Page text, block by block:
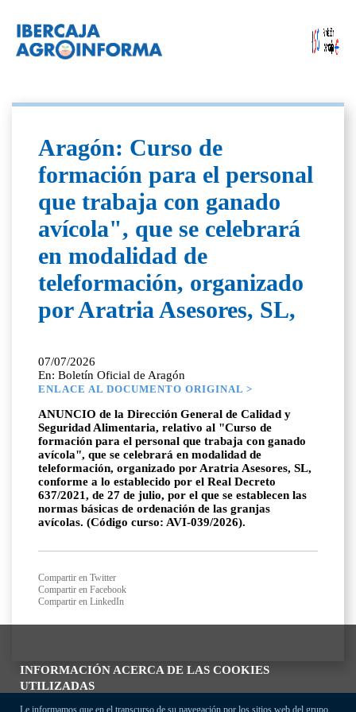
INFORMACIÓN ACERCA DE LAS COOKIES
UTILIZADAS
Le informamos que en el transcurso de su navegación por los sitios web del grupo
Aragón: Curso de
formación para el personal
que trabaja con ganado
avícola", que se celebrará
en modalidad de
teleformación, organizado
por Aratria Asesores, SL,
07/07/2026
En: Boletín Oficial de Aragón
ENLACE AL DOCUMENTO ORIGINAL >
ANUNCIO de la Dirección General de Calidad y
Seguridad Alimentaria, relativo al "Curso de
formación para el personal que trabaja con ganado
avícola", que se celebrará en modalidad de
teleformación, organizado por Aratria Asesores, SL,
conforme a lo establecido por el Real Decreto
637/2021, de 27 de julio, por el que se establecen las
normas básicas de ordenación de las granjas
avícolas. (Código curso: AVI-039/2026).
Compartir en Twitter
Compartir en Facebook
Compartir en LinkedIn